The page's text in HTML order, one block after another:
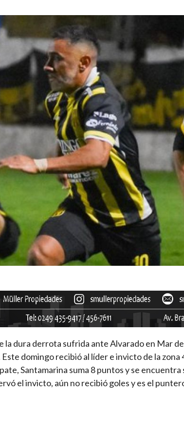
la dura derrota sufrida ante Alvarado en Mar
domingo recibió al líder e invicto de la zona
Santamarina suma 8 puntos y se
el invicto, aún no recibió goles y es el